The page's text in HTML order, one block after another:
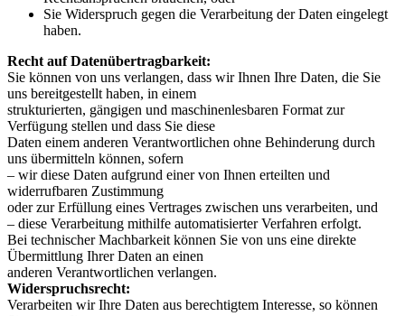
Sie Widerspruch gegen die Verarbeitung der Daten eingelegt
haben.
Recht auf Datenübertragbarkeit:
Sie können von uns verlangen, dass wir Ihnen Ihre Daten, die Sie
uns bereitgestellt haben, in einem
strukturierten, gängigen und maschinenlesbaren Format zur
Verfügung stellen und dass Sie diese
Daten einem anderen Verantwortlichen ohne Behinderung durch
uns übermitteln können, sofern
– wir diese Daten aufgrund einer von Ihnen erteilten und
widerrufbaren Zustimmung
oder zur Erfüllung eines Vertrages zwischen uns verarbeiten, und
– diese Verarbeitung mithilfe automatisierter Verfahren erfolgt.
Bei technischer Machbarkeit können Sie von uns eine direkte
Übermittlung Ihrer Daten an einen
anderen Verantwortlichen verlangen.
Widerspruchsrecht:
Verarbeiten wir Ihre Daten aus berechtigtem Interesse, so können